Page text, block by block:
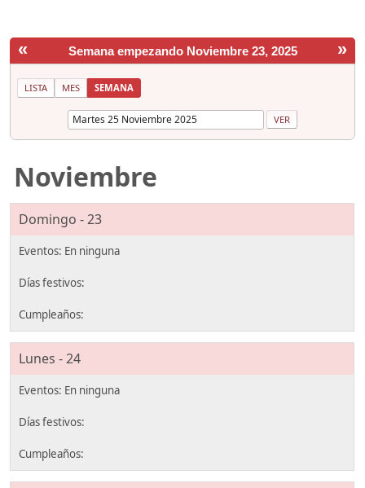
« »
Semana empezando Noviembre 23, 2025
LISTA MES SEMANA
Noviembre
Domingo - 23
Lunes - 24